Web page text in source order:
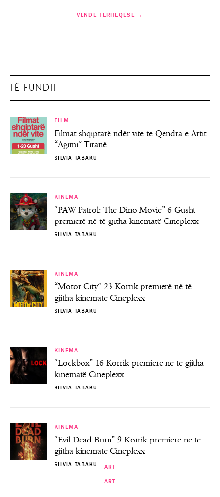
VENDE TËRHEQËSE →
TË FUNDIT
FILM
Filmat shqiptarë ndër vite te Qendra e Artit
“Agimi” Tiranë
SILVIA TABAKU
KINEMA
“PAW Patrol: The Dino Movie” 6 Gusht
premierë në të gjitha kinematë Cineplexx
SILVIA TABAKU
KINEMA
“Motor City” 23 Korrik premierë në të
gjitha kinematë Cineplexx
SILVIA TABAKU
KINEMA
“Lockbox” 16 Korrik premierë në të gjitha
kinematë Cineplexx
SILVIA TABAKU
KINEMA
“Evil Dead Burn” 9 Korrik premierë në të
gjitha kinematë Cineplexx
SILVIA TABAKU ART
ART
ART
ART